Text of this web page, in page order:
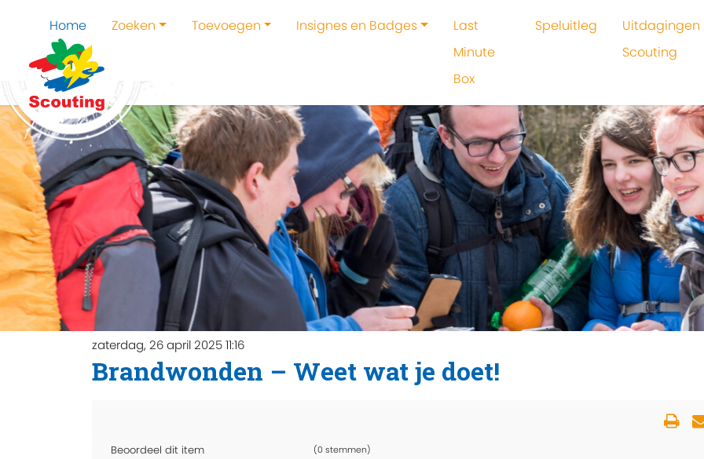
Home Zoeken Toevoegen Insignes en Badges
Last
Minute
Box
Speluitleg
Uitdagingen
Scouting
zaterdag, 26 april 2025 11:16
Brandwonden – Weet wat je doet!
Beoordeel dit item (0 stemmen)